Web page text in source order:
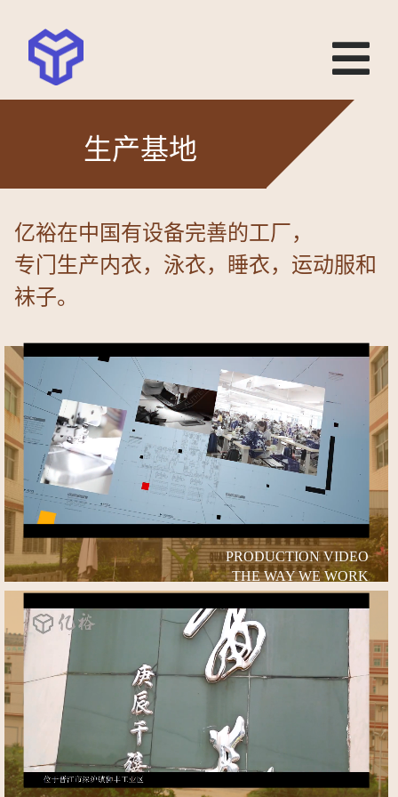
生产基地
亿裕在中国有设备完善的工厂，
专门生产内衣，泳衣，睡衣，运动服和
袜子。
PRODUCTION VIDEO
THE WAY WE WORK